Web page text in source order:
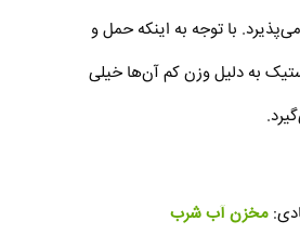
با توجه به اینکه حمل و
به دلیل وزن کم آن‌ها خیلی
مخزن آب شرب